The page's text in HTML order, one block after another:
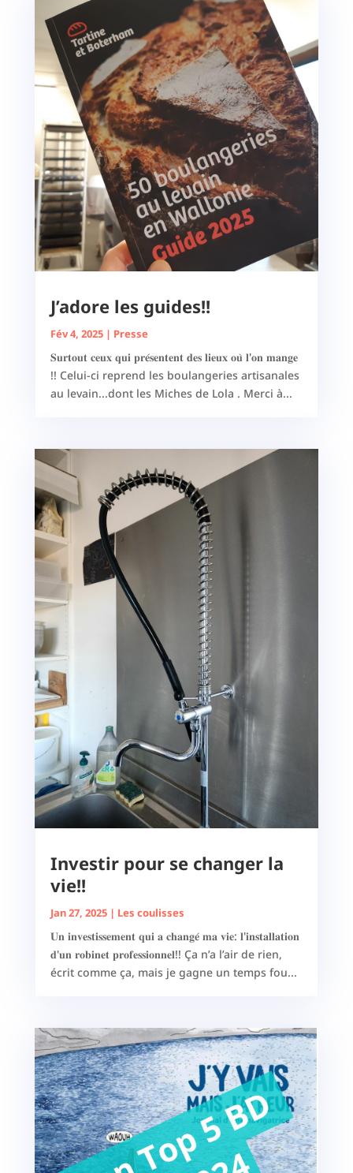
J’adore les guides!!
Fév 4, 2025| Presse
𝐒𝐮𝐫𝐭𝐨𝐮𝐭 𝐜𝐞𝐮𝐱 𝐪𝐮𝐢 𝐩𝐫𝐞́𝐬𝐞𝐧𝐭𝐞𝐧𝐭 𝐝𝐞𝐬 𝐥𝐢𝐞𝐮𝐱 𝐨𝐮̀ 𝐥'𝐨𝐧 𝐦𝐚𝐧𝐠𝐞
!! Celui-ci reprend les boulangeries artisanales
au levain...dont les Miches de Lola . Merci à...
Investir pour se changer la
vie!!
Jan 27, 2025| Les coulisses
𝐔𝐧 𝐢𝐧𝐯𝐞𝐬𝐭𝐢𝐬𝐬𝐞𝐦𝐞𝐧𝐭 𝐪𝐮𝐢 𝐚 𝐜𝐡𝐚𝐧𝐠𝐞́ 𝐦𝐚 𝐯𝐢𝐞: 𝐥'𝐢𝐧𝐬𝐭𝐚𝐥𝐥𝐚𝐭𝐢𝐨𝐧
𝐝'𝐮𝐧 𝐫𝐨𝐛𝐢𝐧𝐞𝐭 𝐩𝐫𝐨𝐟𝐞𝐬𝐬𝐢𝐨𝐧𝐧𝐞𝐥!! Ça n’a l’air de rien,
écrit comme ça, mais je gagne un temps fou...